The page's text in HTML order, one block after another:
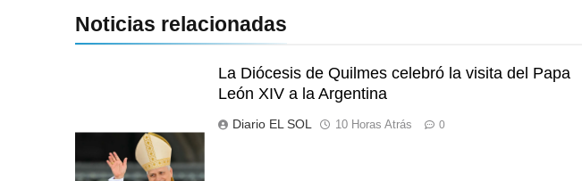
Noticias relacionadas
La Diócesis de Quilmes celebró la visita del Papa
León XIV a la Argentina
Diario EL SOL 10 Horas Atrás 0